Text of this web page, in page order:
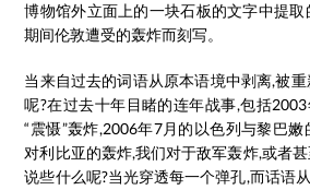
博物馆外立面上的一块石板的文字中提
期间伦敦遭受的轰炸而刻写。
当来自过去的词语从原本语境中剥离,被
呢?在过去十年目睹的连年战事,包括
“震慑”轰炸,2006年7月的以色列与黎巴
对利比亚的轰炸,我们对于敌军轰炸,或者
说些什么呢?当光穿透每一个弹孔,而话语